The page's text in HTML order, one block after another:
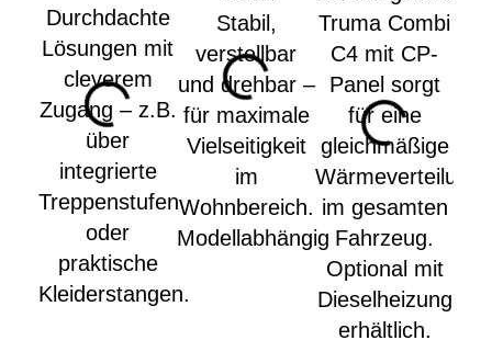
Durchdachte
Lösungen mit
cleverem
Zugang – z.B.
über
integrierte
Treppenstufen
oder
praktische
Kleiderstangen.
Stabil,
verstellbar
und drehbar –
für maximale
Vielseitigkeit
im
Wohnbereich.
Modellabhängig
Truma Combi
C4 mit CP-
Panel sorgt
für eine
gleichmäßige
Wärmeverteilung
im gesamten
Fahrzeug.
Optional mit
Dieselheizung
erhältlich.